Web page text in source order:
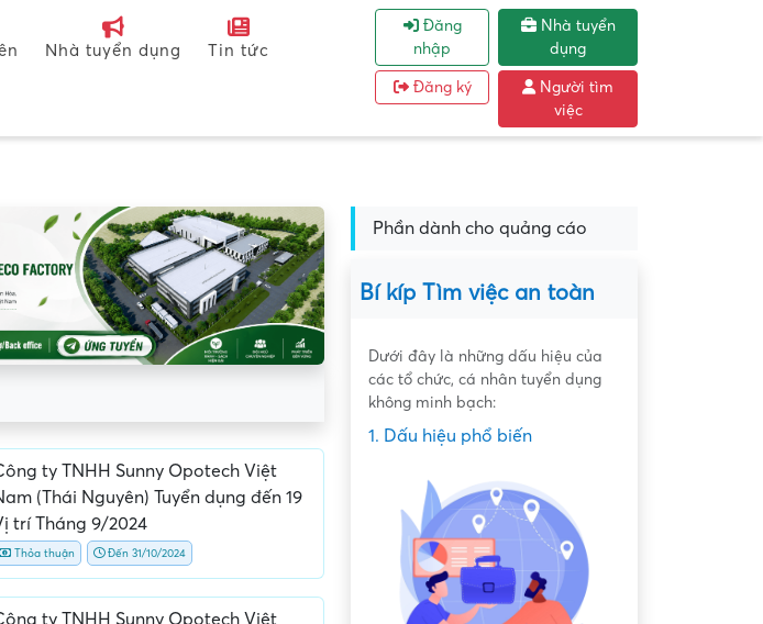
Nhà tuyển dụng Tin tức
Đăng
nhập
Đăng ký
Nhà tuyển
dụng
Người tìm
việc
ty TNHH Sunny Opotech Việt
(Thái Nguyên) Tuyển dụng đến 19
trí Tháng 9/2024
Thỏa thuận Đến 31/10/2024
ty TNHH Sunny Opotech Việt
Phần dành cho quảng cáo
Bí kíp Tìm việc an toàn
Dưới đây là những dấu hiệu của
các tổ chức, cá nhân tuyển dụng
không minh bạch:
1. Dấu hiệu phổ biến